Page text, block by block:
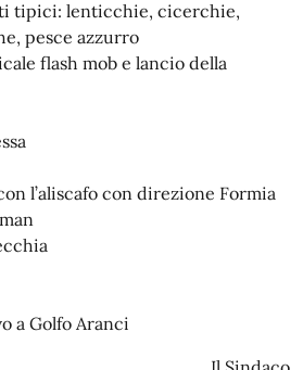
tipici: lenticchie, cicerchie,
pesce azzurro
flash mob e lancio della
l’aliscafo con direzione Formia
a Golfo Aranci